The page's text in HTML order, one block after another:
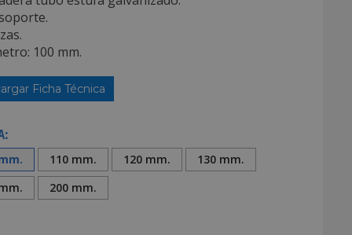
100 mm.
Ficha Técnica
110 mm. 120 mm.
130 mm.
200 mm.